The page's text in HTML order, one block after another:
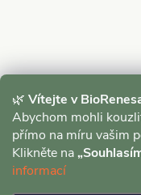
🌿 Vítejte v
Abychom mohli
přímo na míru vašim
Klikněte na
informací